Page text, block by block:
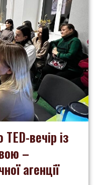
вечір із
–
агенції